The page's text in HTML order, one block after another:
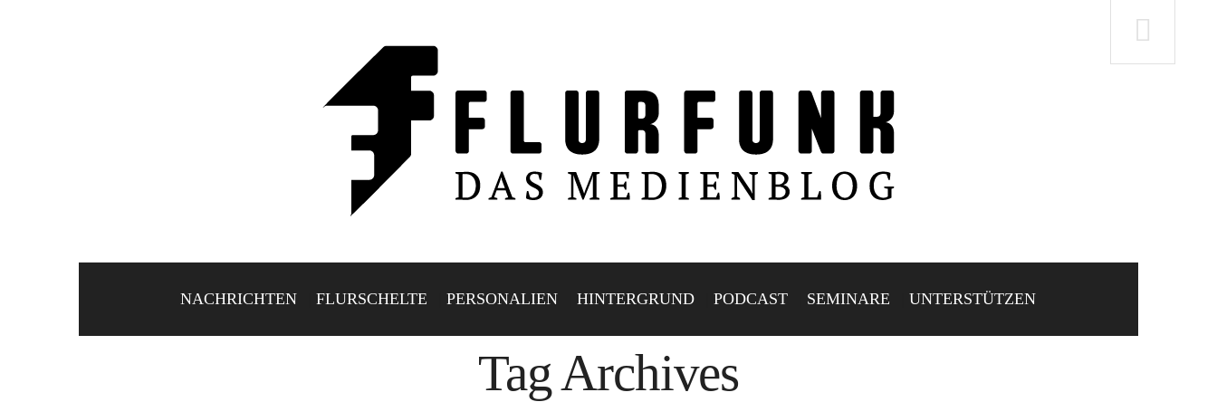
NACHRICHTEN FLURSCHELTE PERSONALIEN HINTERGRUND PODCAST SEMINARE UNTERSTÜTZEN
Tag Archives